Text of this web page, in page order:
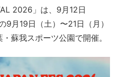
2026」は、9月12日
9月19日（土）〜21日（月）
蘇我スポーツ公園で開催。